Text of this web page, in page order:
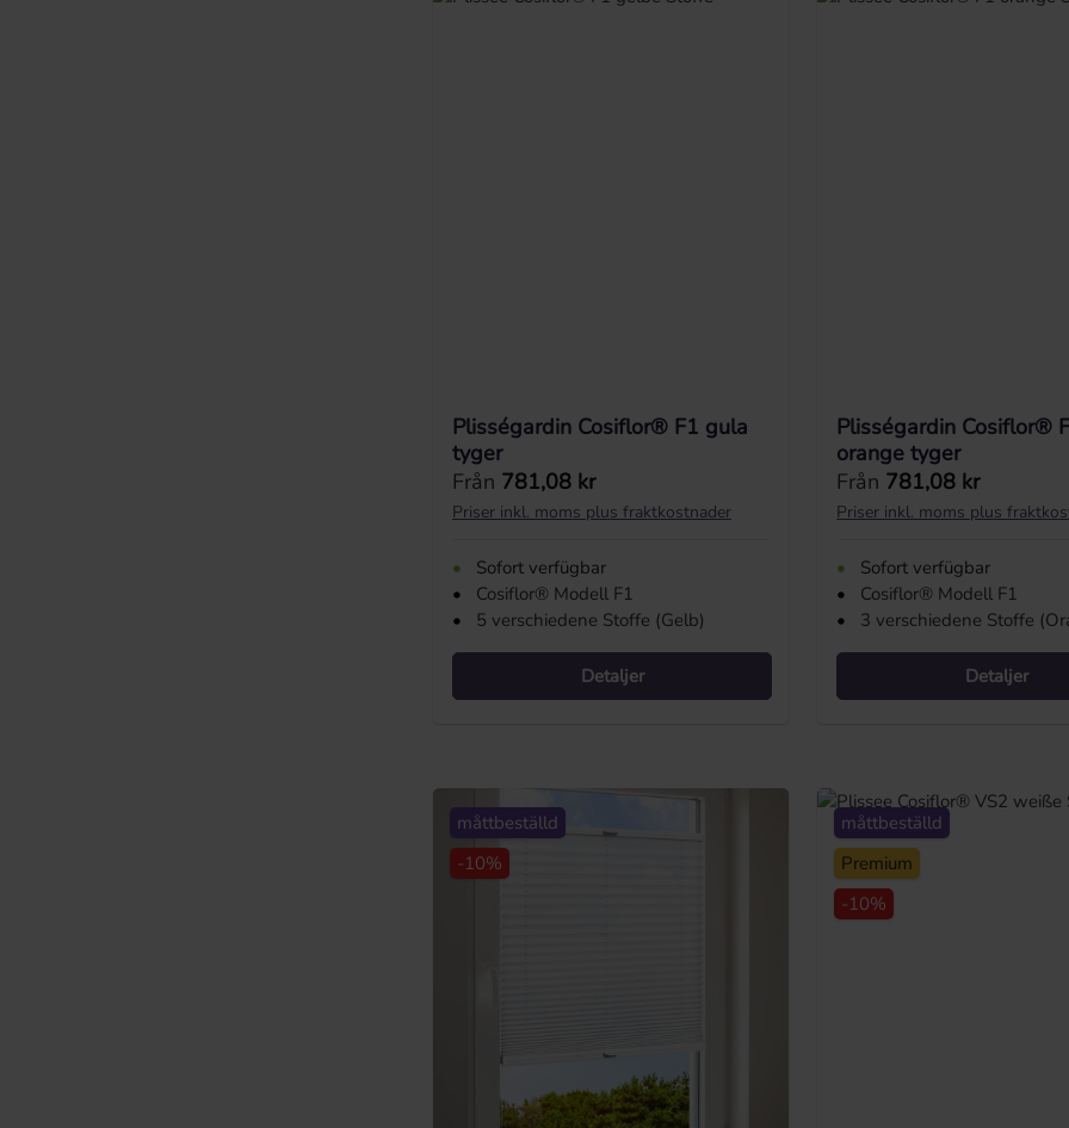
Plisségardin Cosiflor® F1 gula
tyger
Ordinarie pris:
Från 781,08 kr
Priser inkl. moms plus fraktkostnader
•
Sofort verfügbar
•
Cosiflor® Modell F1
•
5 verschiedene Stoffe (Gelb)
Detaljer
Plisségardin Cosiflor®
orange tyger
Ordinarie pris:
Från 781,08 kr
Priser inkl. moms plus
•
Sofort verfügbar
•
Cosiflor® Modell F1
•
3 verschiedene Stoffe
Detaljer
måttbeställd
-10%
måttbeställd
Premium
-10%